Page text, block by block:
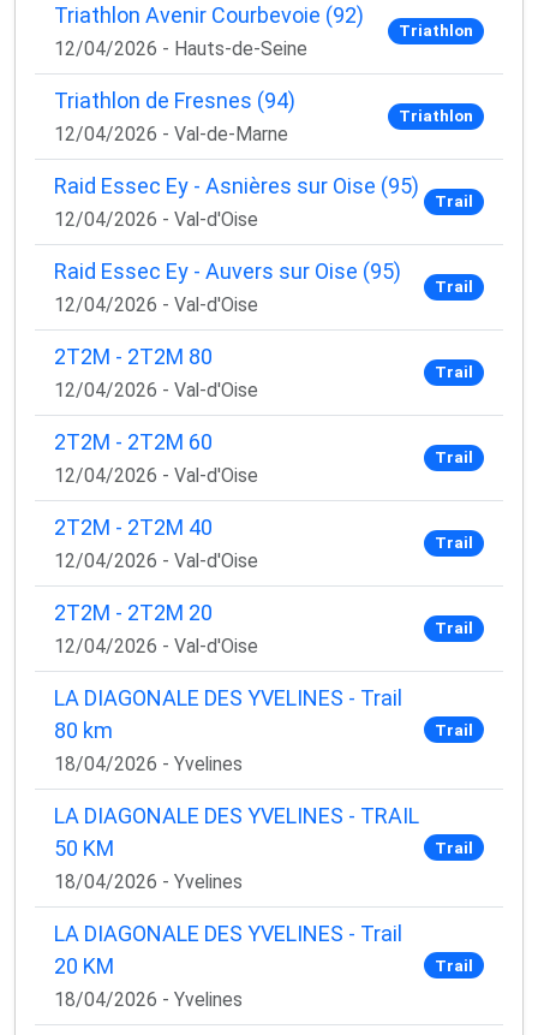
Triathlon Avenir Courbevoie (92)
12/04/2026 - Hauts-de-Seine
Triathlon
Triathlon de Fresnes (94)
12/04/2026 - Val-de-Marne
Triathlon
Raid Essec Ey - Asnières sur Oise (95)
12/04/2026 - Val-d'Oise
Trail
Raid Essec Ey - Auvers sur Oise (95)
12/04/2026 - Val-d'Oise
Trail
2T2M - 2T2M 80
12/04/2026 - Val-d'Oise
Trail
2T2M - 2T2M 60
12/04/2026 - Val-d'Oise
Trail
2T2M - 2T2M 40
12/04/2026 - Val-d'Oise
Trail
2T2M - 2T2M 20
12/04/2026 - Val-d'Oise
Trail
LA DIAGONALE DES YVELINES - Trail
80 km
18/04/2026 - Yvelines
Trail
LA DIAGONALE DES YVELINES - TRAIL
50 KM
18/04/2026 - Yvelines
Trail
LA DIAGONALE DES YVELINES - Trail
20 KM
18/04/2026 - Yvelines
Trail